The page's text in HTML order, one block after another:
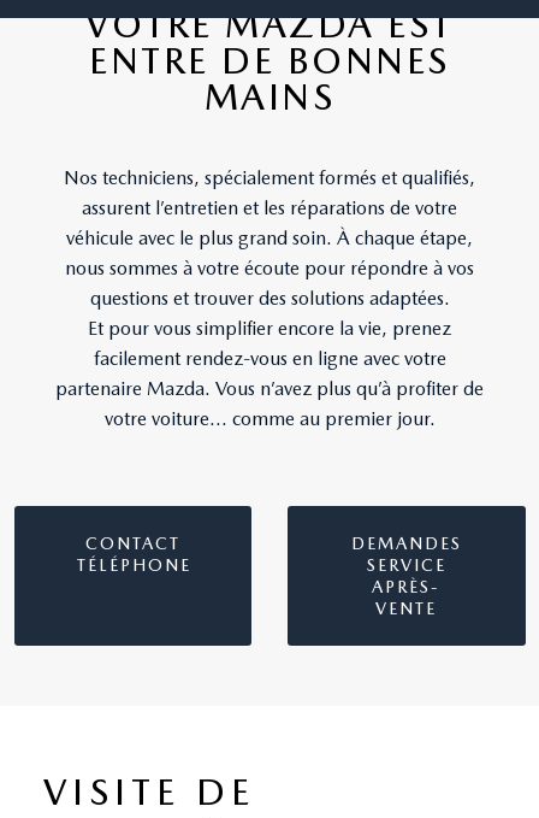
VOTRE MAZDA EST
ENTRE DE BONNES
MAINS
Nos techniciens, spécialement formés et qualifiés,
assurent l’entretien et les réparations de votre
véhicule avec le plus grand soin. À chaque étape,
nous sommes à votre écoute pour répondre à vos
questions et trouver des solutions adaptées.
Et pour vous simplifier encore la vie, prenez
facilement rendez-vous en ligne avec votre
partenaire Mazda. Vous n’avez plus qu’à profiter de
votre voiture… comme au premier jour.
CONTACT
TÉLÉPHONE
DEMANDES
SERVICE
APRÈS-
VENTE
VISITE DE